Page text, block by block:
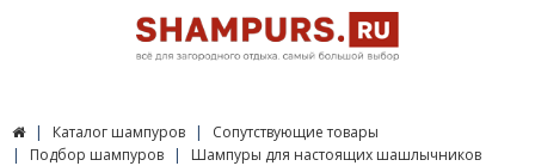
Каталог шампуров
Сопутствующие товары
Подбор шампуров
Шампуры для настоящих шашлычников